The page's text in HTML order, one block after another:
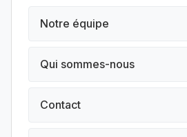
Notre équipe
Qui sommes-nous
Contact